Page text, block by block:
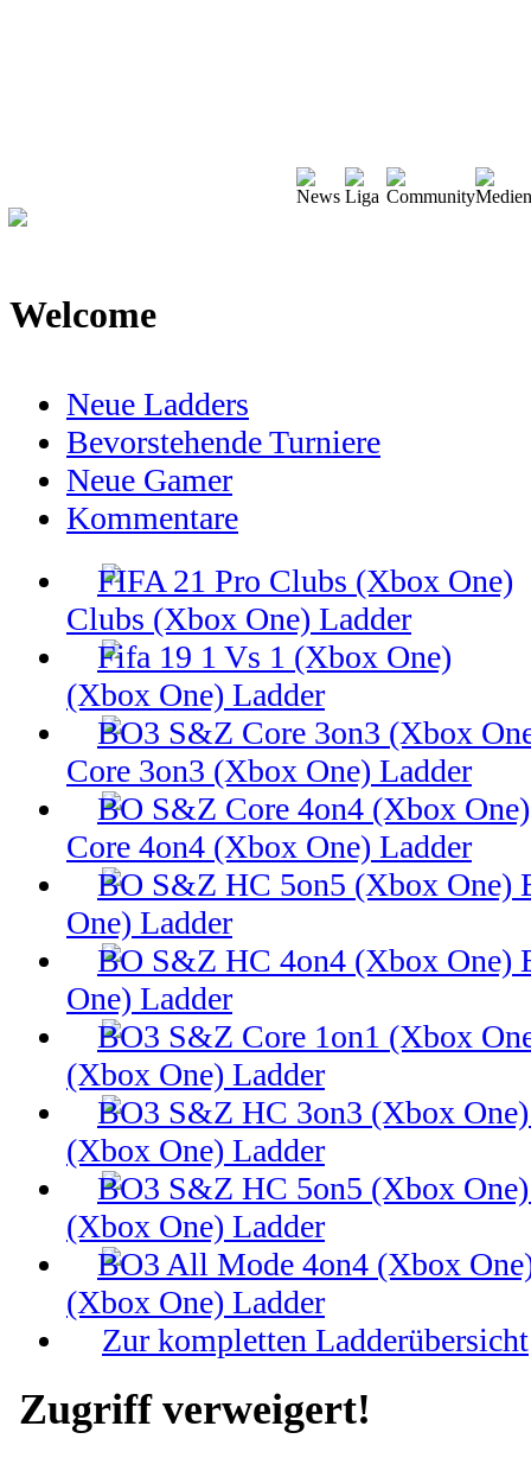
Welcome
Neue Ladders
Bevorstehende Turniere
Neue Gamer
Kommentare
Clubs (Xbox One) Ladder
(Xbox One) Ladder
Core 3on3 (Xbox One) Ladder
Core 4on4 (Xbox One) Ladder
One) Ladder
One) Ladder
(Xbox One) Ladder
(Xbox One) Ladder
(Xbox One) Ladder
(Xbox One) Ladder
Zur kompletten Ladderübersicht
Zugriff verweigert!